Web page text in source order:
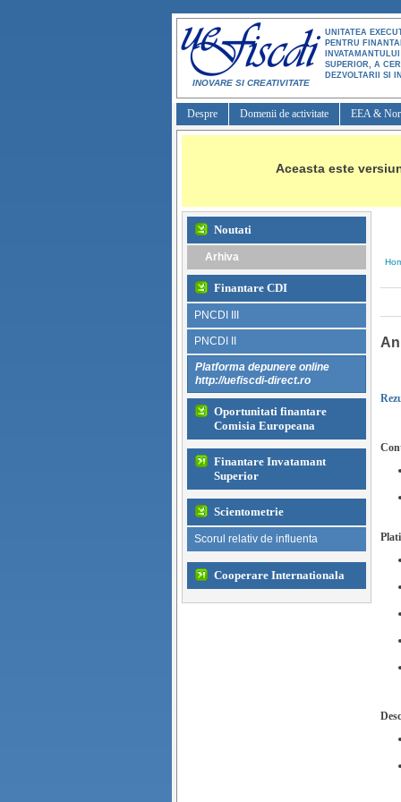
INOVARE SI CREATIVITATE
UNITATEA
PENTRU
INVATAMANTULUI
SUPERIOR, A
DEZVOLTARII SI
Despre Domenii de activitate EEA &
Aceasta este
Noutati
Arhiva
Finantare CDI
PNCDI III
PNCDI II
Platforma depunere online
http://uefiscdi-direct.ro
Oportunitati finantare
Comisia Europeana
Finantare Invatamant
Superior
Scientometrie
Scorul relativ de influenta
Cooperare Internationala